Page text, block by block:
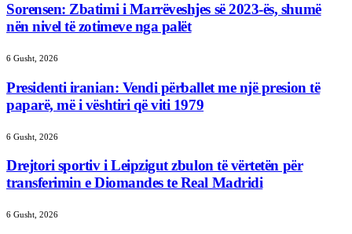
Sorensen: Zbatimi i Marrëveshjes së 2023-ës, shumë
nën nivel të zotimeve nga palët
6 Gusht, 2026
Presidenti iranian: Vendi përballet me një presion të
paparë, më i vështiri që viti 1979
6 Gusht, 2026
Drejtori sportiv i Leipzigut zbulon të vërtetën për
transferimin e Diomandes te Real Madridi
6 Gusht, 2026